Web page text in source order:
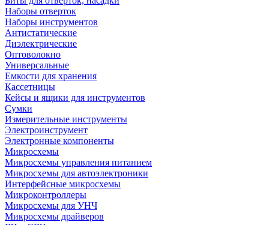
Наборы отверток
Наборы инструментов
Антистатические
Диэлектрические
Оптоволокно
Универсальные
Емкости для хранения
Кассетницы
Кейсы и ящики для инструментов
Сумки
Измерительные инструменты
Электроинструмент
Электронные компоненты
Микросхемы
Микросхемы управления питанием
Микросхемы для автоэлектроники
Интерфейсные микросхемы
Микроконтроллеры
Микросхемы для УНЧ
Микросхемы драйверов